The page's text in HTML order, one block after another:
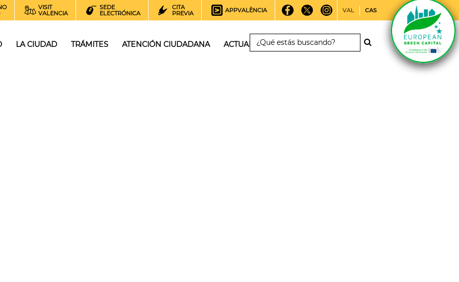
VISIT
VALENCIA
SEDE
ELECTRÓNICA
CITA
PREVIA
APPVALÈNCIA VAL CAS
LA CIUDAD TRÁMITES ATENCIÓN CIUDADANA ACTUALIDAD